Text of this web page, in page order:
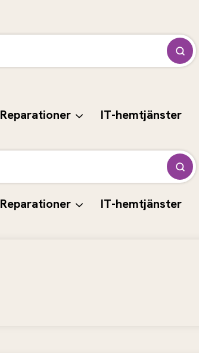
Reparationer IT-hemtjänster
Reparationer IT-hemtjänster